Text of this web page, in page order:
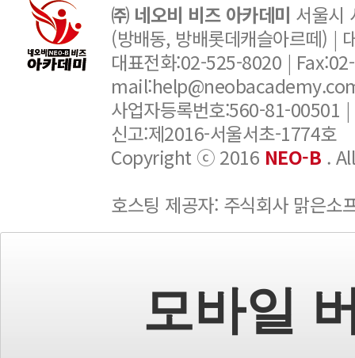
㈜ 네오비 비즈 아카데미 서울시
(방배동, 방배롯데캐슬아르떼) |
대표전화:02-525-8020 |
사업자등록번호:560-81-00501
신고:제2016-서울서초-1774호
Copyright ⓒ 2016 NEO-B .
호스팅 제공자: 주식회사 맑은소
모바일